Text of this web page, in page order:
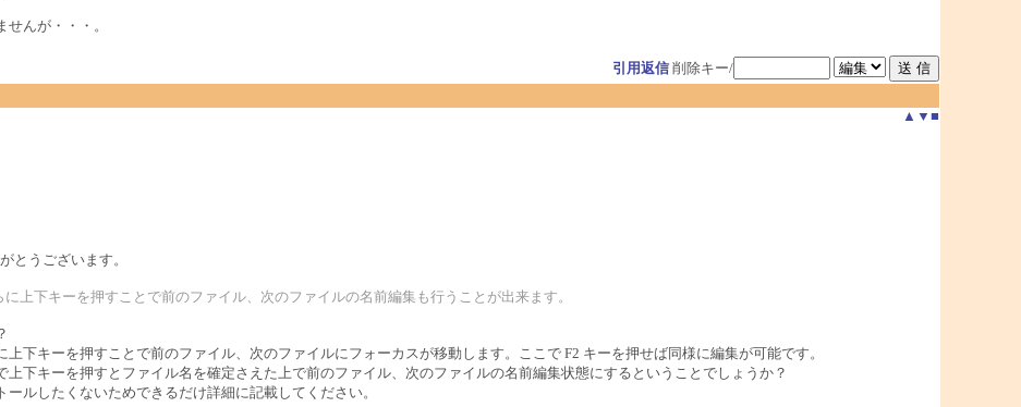
んが・・・。
引用返信 削除キー/
▲ ▼ ■
とうございます。
上下キーを押すことで前のファイル、次のファイルの名前編集も行うことが出来ます。
下キーを押すことで前のファイル、次のファイルにフォーカスが移動します。ここで F2 キーを押せば同様に編集が可能です。
上下キーを押すとファイル名を確定さえた上で前のファイル、次のファイルの名前編集状態にするということでしょうか？
ルしたくないためできるだけ詳細に記載してください。